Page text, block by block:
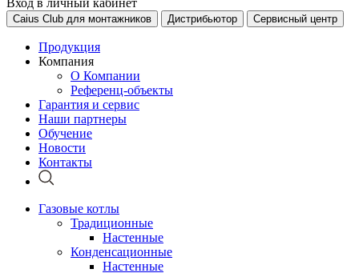
Вход в личный кабинет
Caius Club для монтажников Дистрибьютор Сервисный центр
Продукция
Компания
О Компании
Референц-объекты
Гарантия и сервис
Наши партнеры
Обучение
Новости
Контакты
Газовые котлы
Традиционные
Настенные
Конденсационные
Настенные